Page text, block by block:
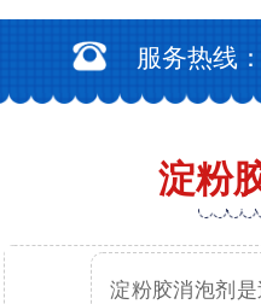
服务热线：
淀粉
淀粉胶消泡剂